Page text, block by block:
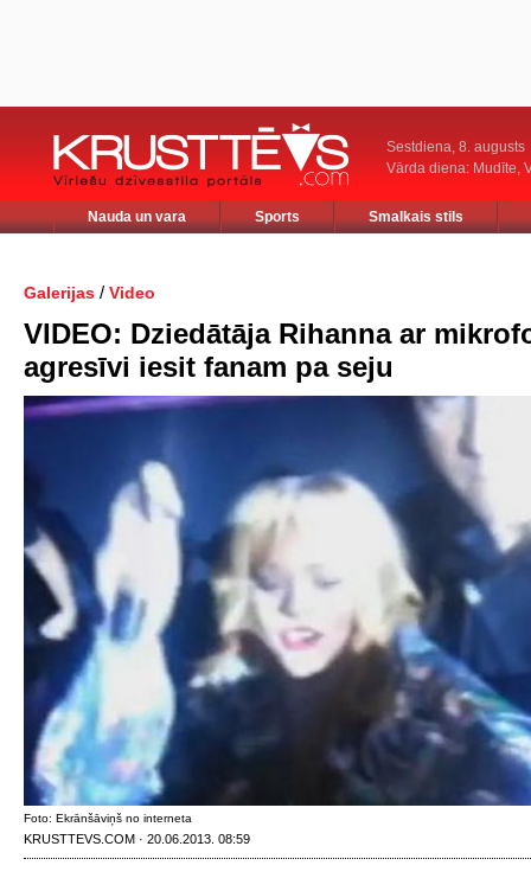
Sestdiena, 8. augusts
Vārda diena: Mudīte,
Nauda un vara Sports Smalkais stils
Galerijas / Video
VIDEO: Dziedātāja Rihanna ar
agresīvi iesit fanam pa seju
Foto: Ekrānšāviņš no interneta
KRUSTTEVS.COM · 20.06.2013. 08:59